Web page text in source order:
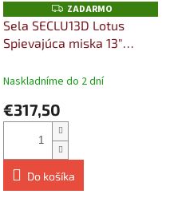
Z
A
D
A
ZADARMO
Sela SECLU13D Lotus
Spievajúca miska 13"
Naskladníme do 2 dní
€317,50
Do košíka